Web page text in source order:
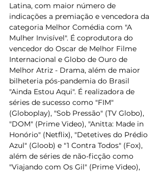
Latina, com maior número de
indicações a premiação e vencedora da
categoria Melhor Comédia com "A
Mulher Invisível". É coprodutora do
vencedor do Oscar de Melhor Filme
Internacional e Globo de Ouro de
Melhor Atriz - Drama, além de maior
bilheteria pós-pandemia do Brasil
"Ainda Estou Aqui". É realizadora de
séries de sucesso como "FIM"
(Globoplay), "Sob Pressão" (TV Globo),
"DOM" (Prime Video), "Anitta: Made in
Honório" (Netflix), "Detetives do Prédio
Azul" (Gloob) e "1 Contra Todos" (Fox),
além de séries de não-ficção como
"Viajando com Os Gil" (Prime Video),